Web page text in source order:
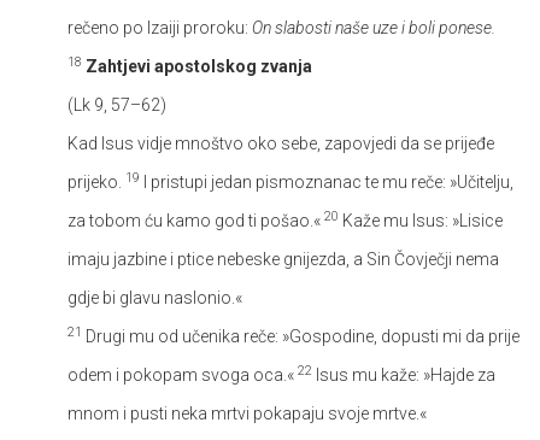
rečeno po Izaiji proroku: On slabosti naše uze i boli ponese.
18 Zahtjevi apostolskog zvanja
(Lk 9, 57–62)
Kad Isus vidje mnoštvo oko sebe, zapovjedi da se prijeđe
prijeko.
19
I pristupi jedan pismoznanac te mu reče: »Učitelju,
za tobom ću kamo god ti pošao.« 20 Kaže mu Isus: »Lisice
imaju jazbine i ptice nebeske gnijezda, a Sin Čovječji nema
gdje bi glavu naslonio.«
21 Drugi mu od učenika reče: »Gospodine, dopusti mi da prije
odem i pokopam svoga oca.« 22
Isus mu kaže: »Hajde za
mnom i pusti neka mrtvi pokapaju svoje mrtve.«